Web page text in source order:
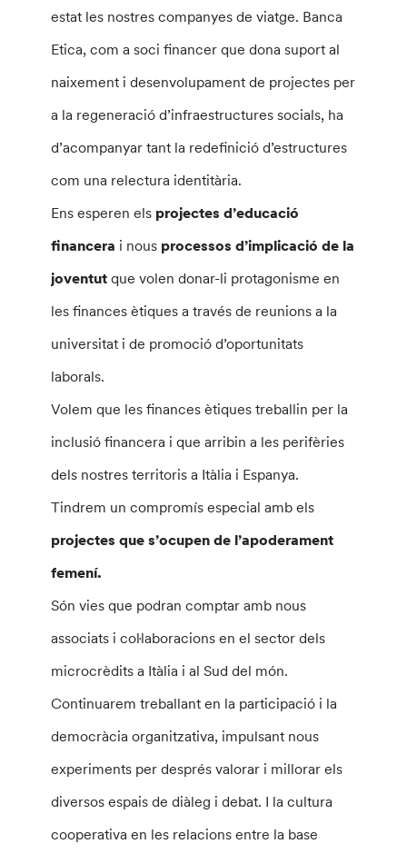
estat les nostres companyes de viatge. Banca
Etica, com a soci financer que dona suport al
naixement i desenvolupament de projectes per
a la regeneració d’infraestructures socials, ha
d’acompanyar tant la redefinició d’estructures
com una relectura identitària.
Ens esperen els projectes d’educació
financera i nous processos d’implicació de la
joventutque volen donar-li protagonisme en
les finances ètiques a través de reunions a la
universitat i de promoció d’oportunitats
laborals.
Volem que les finances ètiques treballin per la
inclusió financera i que arribin a les perifèries
dels nostres territoris a Itàlia i Espanya.
Tindrem un compromís especial amb els
projectes que s’ocupen de l’apoderament
femení.
Són vies que podran comptar amb nous
associats i coŀlaboracions en el sector dels
microcrèdits a Itàlia i al Sud del món.
Continuarem treballant en la participació i la
democràcia organitzativa, impulsant nous
experiments per després valorar i millorar els
diversos espais de diàleg i debat. I la cultura
cooperativa en les relacions entre la base